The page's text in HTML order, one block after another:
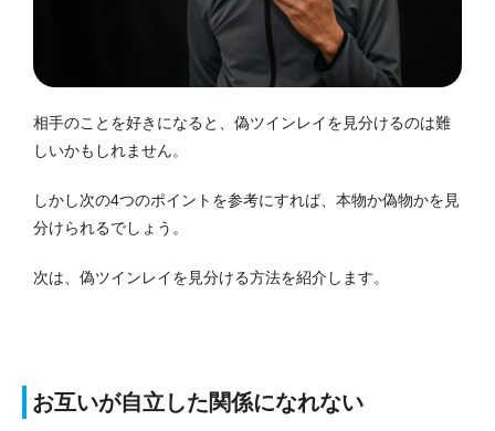
相手のことを好きになると、偽ツインレイを見分けるのは難
しいかもしれません。
しかし次の4つのポイントを参考にすれば、本物か偽物かを見
分けられるでしょう。
次は、偽ツインレイを見分ける方法を紹介します。
お互いが自立した関係になれない